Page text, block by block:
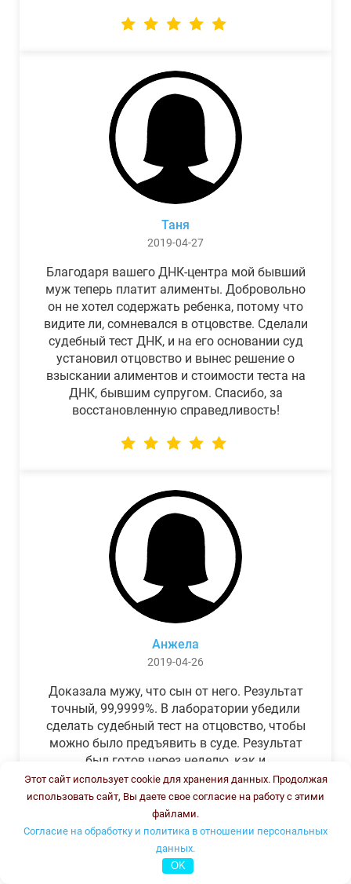
Таня
2019-04-27
Благодаря вашего ДНК-центра мой бывший
муж теперь платит алименты. Добровольно
он не хотел содержать ребенка, потому что
видите ли, сомневался в отцовстве. Сделали
судебный тест ДНК, и на его основании суд
установил отцовство и вынес решение о
взыскании алиментов и стоимости теста на
ДНК, бывшим супругом. Спасибо, за
восстановленную справедливость!
Анжела
2019-04-26
Доказала мужу, что сын от него. Результат
точный, 99,9999%. В лаборатории убедили
сделать судебный тест на отцовство, чтобы
можно было предъявить в суде. Результат
был готов через неделю, как и
обещали.Теперь муж бегает и извиняется.
Этот сайт использует cookie для хранения данных. Продолжая
использовать сайт, Вы даете свое согласие на работу с этими
файлами.
Согласие на обработку и политика в отношении персональных
данных.
OK